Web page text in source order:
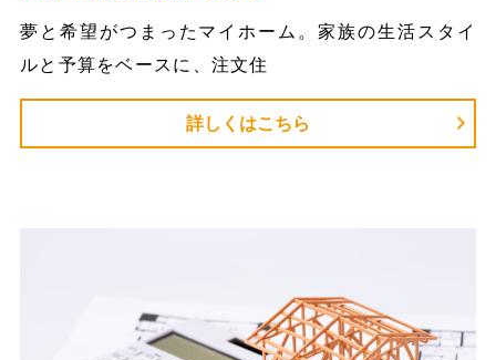
夢と希望がつまったマイホーム。家族の生活スタイ
ルと予算をベースに、注文住
詳しくはこちら